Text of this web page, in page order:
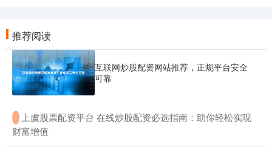
推荐阅读
互联网炒股配资网站推荐，正规平台安全
可靠
·
​上虞股票配资平台 在线炒股配资必选指南：助你轻松实现
财富增值